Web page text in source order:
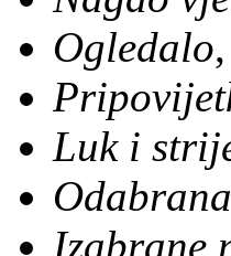
Ogledalo
Luk i
Izabrane